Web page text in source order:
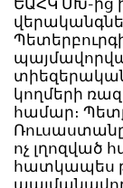
ԵԱՀԿ ՄԽ-ից
կողմերի
համար։
ոչ լղոզված
հատկապես